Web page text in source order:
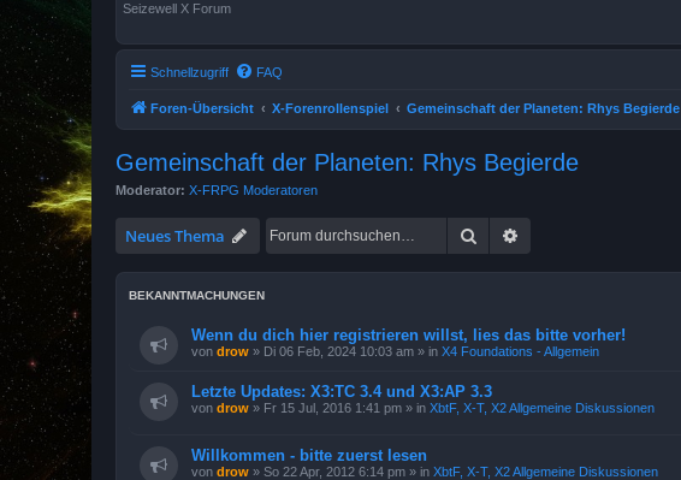
Seizewell X Forum
Schnellzugriff FAQ
Foren-Übersicht X-Forenrollenspiel Gemeinschaft der Planeten: Rhys Begierde
Gemeinschaft der Planeten: Rhys Begierde
Moderator: X-FRPG Moderatoren
Neues Thema Suche
BEKANNTMACHUNGEN
Wenn du dich hier registrieren willst, lies das bitte vorher!
von drow » Di 06 Feb, 2024 10:03 am » in X4 Foundations - Allgemein
Letzte Updates: X3:TC 3.4 und X3:AP 3.3
von drow » Fr 15 Jul, 2016 1:41 pm » in XbtF, X-T, X2 Allgemeine Diskussionen
Willkommen - bitte zuerst lesen
von drow » So 22 Apr, 2012 6:14 pm » in XbtF, X-T, X2 Allgemeine Diskussionen